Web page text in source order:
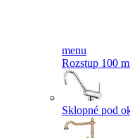
menu
Rozstup 100
Sklopné pod